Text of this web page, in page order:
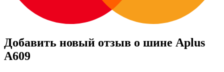
Добавить новый отзыв о шине Aplus
A609